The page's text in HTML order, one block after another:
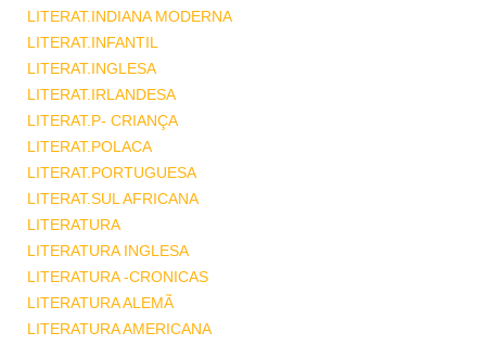
LITERAT.INDIANA MODERNA
LITERAT.INFANTIL
LITERAT.INGLESA
LITERAT.IRLANDESA
LITERAT.P- CRIANÇA
LITERAT.POLACA
LITERAT.PORTUGUESA
LITERAT.SUL AFRICANA
LITERATURA
LITERATURA INGLESA
LITERATURA -CRONICAS
LITERATURA ALEMÃ
LITERATURA AMERICANA